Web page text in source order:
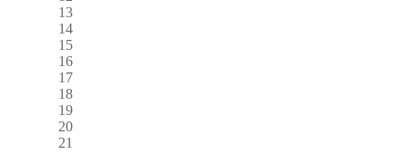
13
14
15
16
17
18
19
20
21